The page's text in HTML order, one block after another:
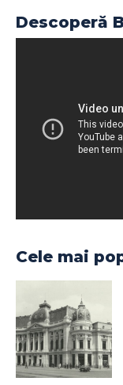
Descoperă
Cele mai